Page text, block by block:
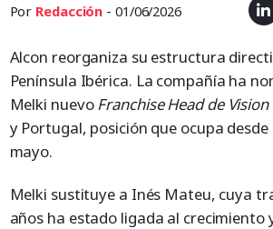
Por Redacción - 01/06/2026
Alcon reorganiza su estructura
Península Ibérica. La compañía ha
Melki nuevoFranchise Head de Vision
y Portugal, posición que ocupa desde
mayo.
Melki sustituye a Inés Mateu, cuya
años ha estado ligada al crecimiento